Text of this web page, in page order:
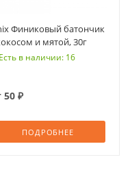
Финиковый батончик
и мятой, 30г
Есть в наличии: 16
50 ₽
ПОДРОБНЕЕ